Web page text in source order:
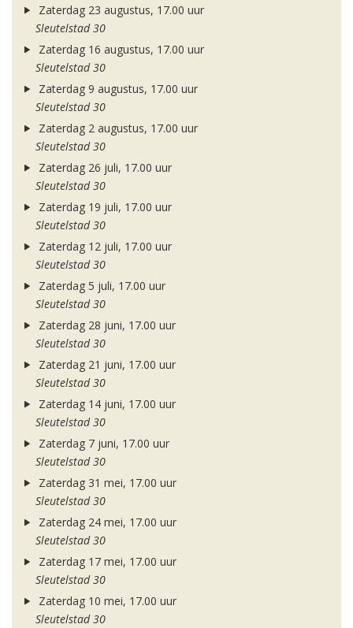
Zaterdag 23 augustus, 17.00 uur
Sleutelstad 30
Zaterdag 16 augustus, 17.00 uur
Sleutelstad 30
Zaterdag 9 augustus, 17.00 uur
Sleutelstad 30
Zaterdag 2 augustus, 17.00 uur
Sleutelstad 30
Zaterdag 26 juli, 17.00 uur
Sleutelstad 30
Zaterdag 19 juli, 17.00 uur
Sleutelstad 30
Zaterdag 12 juli, 17.00 uur
Sleutelstad 30
Zaterdag 5 juli, 17.00 uur
Sleutelstad 30
Zaterdag 28 juni, 17.00 uur
Sleutelstad 30
Zaterdag 21 juni, 17.00 uur
Sleutelstad 30
Zaterdag 14 juni, 17.00 uur
Sleutelstad 30
Zaterdag 7 juni, 17.00 uur
Sleutelstad 30
Zaterdag 31 mei, 17.00 uur
Sleutelstad 30
Zaterdag 24 mei, 17.00 uur
Sleutelstad 30
Zaterdag 17 mei, 17.00 uur
Sleutelstad 30
Zaterdag 10 mei, 17.00 uur
Sleutelstad 30